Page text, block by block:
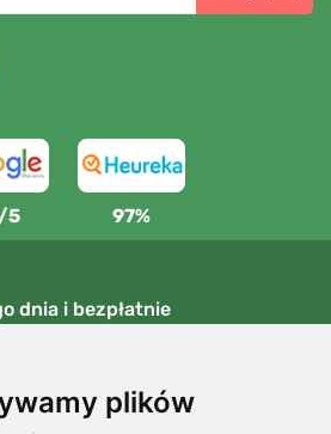
plików
5 97%
dnia i bezpłatnie
dla zamówień powyżej 250 PLN
i zwroty
wymienić swoje zamówienie w dowolnym